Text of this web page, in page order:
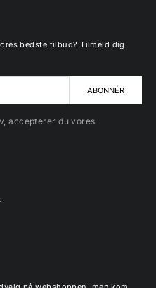
element 1
bedste tilbud? Tilmeld dig
ABONNÉR
accepterer du vores